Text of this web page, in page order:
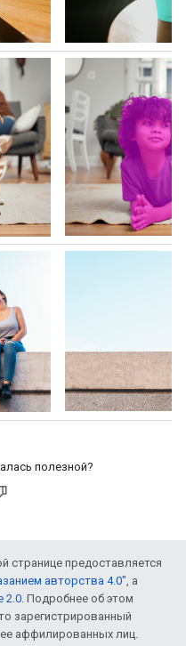
полезной?
странице предоставляется
авторства 4.0" , а
2.0 . Подробнее об этом
зарегистрированный
аффилированных лиц.